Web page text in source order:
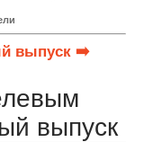
выпуск ➡️
выпуск